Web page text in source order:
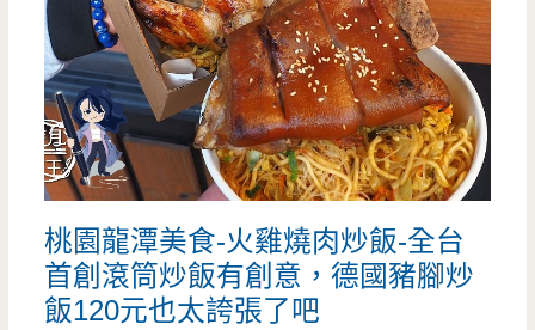
小
店
面，
招
牌
法
桃園龍潭美食-火雞燒肉炒飯-全台
首創滾筒炒飯有創意，德國豬腳炒
飯120元也太誇張了吧